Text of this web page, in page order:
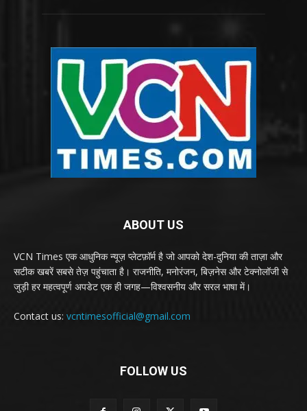
ABOUT US
VCN Times एक आधुनिक न्यूज़ प्लेटफ़ॉर्म है जो आपको देश-दुनिया की ताज़ा और
सटीक खबरें सबसे तेज़ पहुंचाता है। राजनीति, मनोरंजन, बिज़नेस और टेक्नोलॉजी से
जुड़ी हर महत्वपूर्ण अपडेट एक ही जगह—विश्वसनीय और सरल भाषा में।
Contact us: vcntimesofficial@gmail.com
FOLLOW US